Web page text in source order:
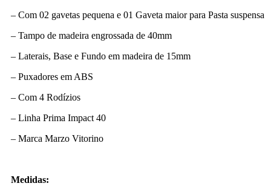
– Com 02 gavetas pequena e 01 Gaveta maior para Pasta suspensa
– Tampo de madeira engrossada de 40mm
– Laterais, Base e Fundo em madeira de 15mm
– Puxadores em ABS
– Com 4 Rodízios
– Linha Prima Impact 40
– Marca Marzo Vitorino
Medidas: